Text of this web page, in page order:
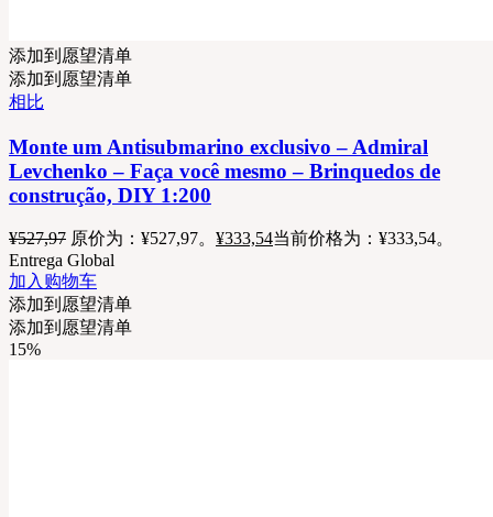
添加到愿望清单
添加到愿望清单
相比
Monte um Antisubmarino exclusivo – Admiral
Levchenko – Faça você mesmo – Brinquedos de
construção, DIY 1:200
¥527,97 原价为：¥527,97。 ¥333,54当前价格为：¥333,54。
Entrega Global
加入购物车
添加到愿望清单
添加到愿望清单
15%